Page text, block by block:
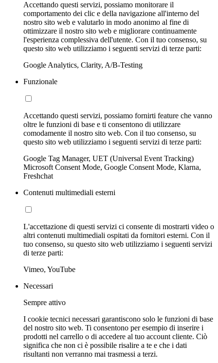
Accettando questi servizi, possiamo monitorare il
comportamento dei clic e della navigazione all'interno del
nostro sito web e valutarlo in modo anonimo al fine di
ottimizzare il nostro sito web e migliorare continuamente
l'esperienza complessiva dell'utente. Con il tuo consenso, su
questo sito web utilizziamo i seguenti servizi di terze parti:
Google Analytics, Clarity, A/B-Testing
Funzionale
Accettando questi servizi, possiamo fornirti feature che vanno
oltre le funzioni di base e ti consentono di utilizzare
comodamente il nostro sito web. Con il tuo consenso, su
questo sito web utilizziamo i seguenti servizi di terze parti:
Google Tag Manager, UET (Universal Event Tracking)
Microsoft Consent Mode, Google Consent Mode, Klarna,
Freshchat
Contenuti multimediali esterni
L'accettazione di questi servizi ci consente di mostrarti video o
altri contenuti multimediali ospitati da fornitori esterni. Con il
tuo consenso, su questo sito web utilizziamo i seguenti servizi
di terze parti:
Vimeo, YouTube
Necessari
Sempre attivo
I cookie tecnici necessari garantiscono solo le funzioni di base
del nostro sito web. Ti consentono per esempio di inserire i
prodotti nel carrello o di accedere al tuo account cliente. Ciò
significa che non ci è possibile risalire a te e che i dati
risultanti non verranno mai trasmessi a terzi.